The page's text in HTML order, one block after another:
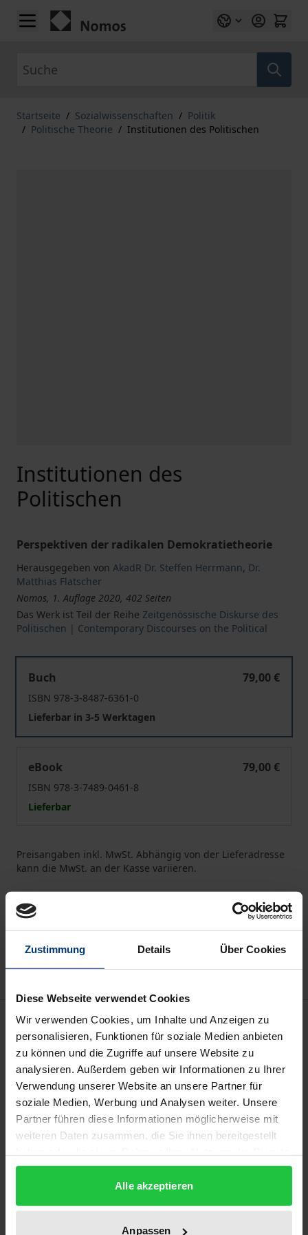
Zustimmung Details Über Cookies
Diese Webseite verwendet Cookies
Wir verwenden Cookies, um Inhalte und Anzeigen zu
personalisieren, Funktionen für soziale Medien anbieten
zu können und die Zugriffe auf unsere Website zu
analysieren. Außerdem geben wir Informationen zu Ihrer
Verwendung unserer Website an unsere Partner für
soziale Medien, Werbung und Analysen weiter. Unsere
Partner führen diese Informationen möglicherweise mit
weiteren Daten zusammen, die Sie ihnen bereitgestellt
gesammelt haben.
Alle akzeptieren
Anpassen
Zum Inhalt springen
Startseite / Sozialwissenschaften / Politik
/ Politische Theorie / Institutionen des Politischen
Institutionen des
Politischen
Perspektiven der radikalen Demokratietheorie
Herausgegeben von AkadR Dr. Steffen Herrmann, Dr.
Matthias Flatscher
Nomos, 1. Auflage 2020, 402 Seiten
Das Werk ist Teil der Reihe Zeitgenössische Diskurse des
Politischen | Contemporary Discourses on the Political
Buch
79,00 €
ISBN 978-3-8487-6361-0
Lieferbar in 3-5 Werktagen
eBook
79,00 €
ISBN 978-3-7489-0461-8
Lieferbar
Preisangaben inkl. MwSt. Abhängig von der Lieferadresse
kann die MwSt. an der Kasse variieren.
Zur Wunschliste hinzufügen
Hinweise zu Versandkosten
Beschreibung
Radikale Demokratietheorien, so lautet eine
prominente Kritik, leiden an einem
Institutionendefizit, welches dazu führe, dass sie nur
wenig zur konkreten Transformation der politischen
Landschaft beizutragen haben. Der Sammelband
für die Ausgestaltung politischer Institutionen
aufzuzeigen. Dazu bringt er grundbegriffliche und